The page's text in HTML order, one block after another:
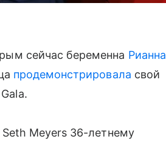
сейчас беременна Рианна
продемонстрировала свой
Meyers 36-летнему